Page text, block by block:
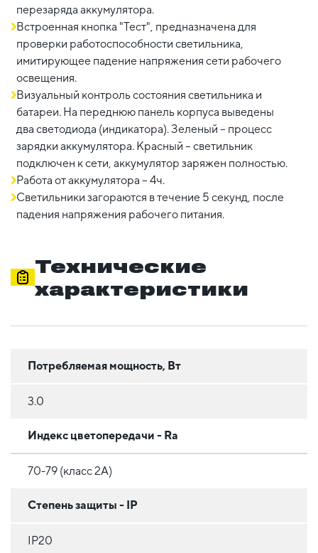
перезаряда аккумулятора.
Встроенная кнопка "Тест", предназначена для
проверки работоспособности светильника,
имитирующее падение напряжения сети рабочего
освещения.
Визуальный контроль состояния светильника и
батареи. На переднюю панель корпуса выведены
два светодиода (индикатора). Зеленый – процесс
зарядки аккумулятора. Красный – светильник
подключен к сети, аккумулятор заряжен полностью.
Работа от аккумулятора – 4ч.
Светильники загораются в течение 5 секунд, после
падения напряжения рабочего питания.
Технические
характеристики
Потребляемая мощность, Вт
3.0
Индекс цветопередачи - Ra
70-79 (класс 2A)
Степень защиты - IP
IP20